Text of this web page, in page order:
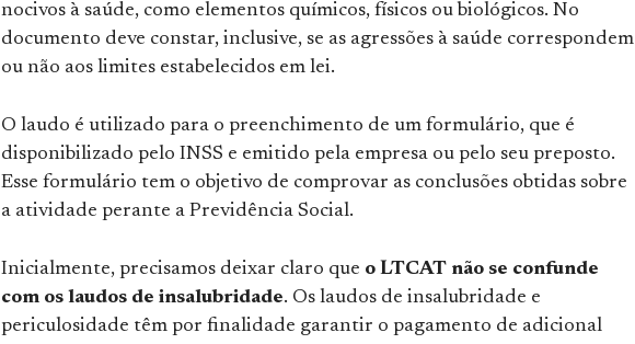
nocivos à saúde, como elementos químicos, físicos ou biológicos. No
documento deve constar, inclusive, se as agressões à saúde correspondem
ou não aos limites estabelecidos em lei.
O laudo é utilizado para o preenchimento de um formulário, que é
disponibilizado pelo INSS e emitido pela empresa ou pelo seu preposto.
Esse formulário tem o objetivo de comprovar as conclusões obtidas sobre
a atividade perante a Previdência Social.
Inicialmente, precisamos deixar claro que o LTCAT não se confunde
com os laudos de insalubridade. Os laudos de insalubridade e
periculosidade têm por finalidade garantir o pagamento de adicional